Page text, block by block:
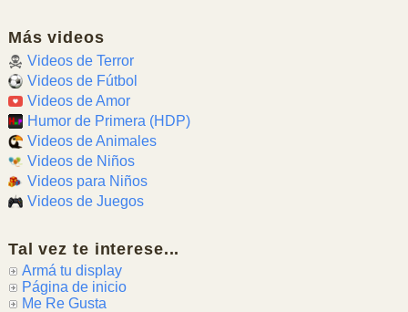
Más videos
Videos de Terror
Videos de Fútbol
Videos de Amor
Humor de Primera (HDP)
Videos de Animales
Videos de Niños
Videos para Niños
Videos de Juegos
Tal vez te interese...
Armá tu display
Página de inicio
Me Re Gusta